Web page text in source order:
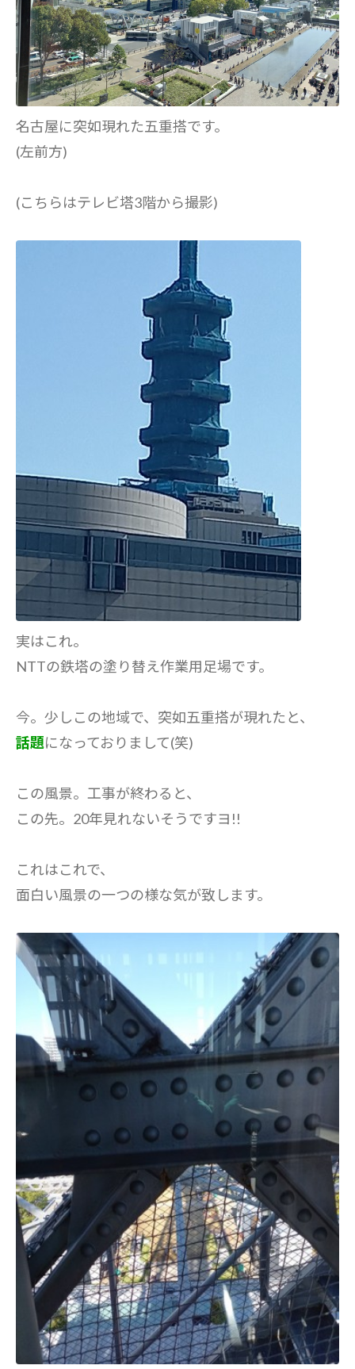
名古屋に突如現れた五重搭です。
(左前方)
(こちらはテレビ塔3階から撮影)
実はこれ。
NTTの鉄塔の塗り替え作業用足場です。
今。少しこの地域で、突如五重搭が現れたと、
話題になっておりまして(笑)
この風景。工事が終わると、
この先。20年見れないそうですヨ!!
これはこれで、
面白い風景の一つの様な気が致します。